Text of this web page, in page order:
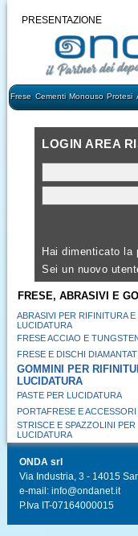
PRESENTAZIONE
Frese Cementi Monouso Protesi
LOGIN AREA
Hai dimenticato la
Sei un nuovo
FRESE, ABRASIVI E
ABRASIVI PER RIFINITURA E
LUCIDATURA
FRESE ACCIAO E
FRESE E DISCHI DIAMANTATI
GOMMINI PER
LUCIDATURA
PASTE PER LUCIDATURA
PORTAFRESE E ACCESSORI
STRISCE E SPAZZOLINI PER
LUCIDATURA
ONDA srl
Via Industria, 3 - 14015
e-mail: info@ondanet.it
P.Iva IT-07164000015